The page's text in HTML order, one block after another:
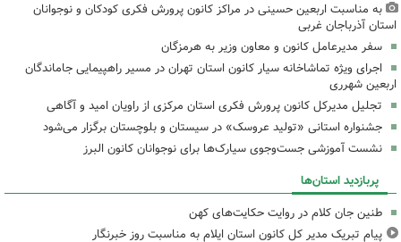
به مناسبت اربعین حسینی در مراکز کانون پرورش فکری کودکان و نوجوانان
استان آذرباجان غربی
سفر مدیرعامل کانون و معاون وزیر به هرمزگان
اجرای ویژه تماشاخانه سیار کانون استان تهران در مسیر راهپیمایی جاماندگان
اربعین شهرری
تجلیل مدیرکل کانون پرورش فکری استان مرکزی از راویان امید و آگاهی
جشنواره استانی «تولید عروسک» در سیستان و بلوچستان برگزار می‌شود
نشست آموزشی جست‌وجوی سیارک‌ها برای نوجوانان کانون البرز
پربازدید استان‌ها
طنین جان کلام در روایت حکایت‌های کهن
پیام تبریک مدیر کل کانون استان ایلام به مناسبت روز خبرنگار